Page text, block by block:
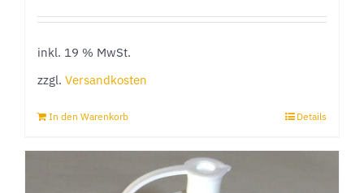
inkl. 19 % MwSt.
zzgl. Versandkosten
In den Warenkorb Details